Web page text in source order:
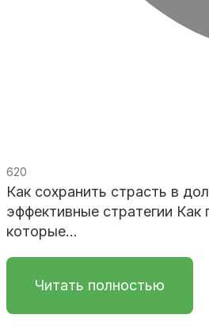
620
Как сохранить страсть в
эффективные стратегии Как
которые...
Читать полностью